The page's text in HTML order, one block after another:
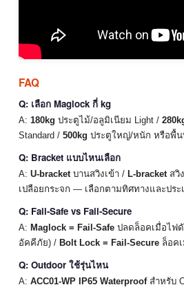
FAQ
Q: เลือก Maglock กี่ kg
A: 180kg ประตูไม้/อลูมิเนียม Light /
Standard / 500kg ประตูใหญ่/หนัก หรือพื้น
Q: Bracket แบบไหนเลือก
A: U-bracketบานสวิงเข้า / L-bracketสวิ
เปลือยกระจก — เลือกตามทิศทางและประ
Q: Fail-Safe vs Fail-Secure
A: Maglock = Fail-Safe ปลดล็อคเมื่อไฟ
อัคคีภัย) / Bolt Lock = Fail-Secure ล็อค
Q: Outdoor ใช้รุ่นไหน
A: ACC01-WP IP65 Waterproofสำหรับ